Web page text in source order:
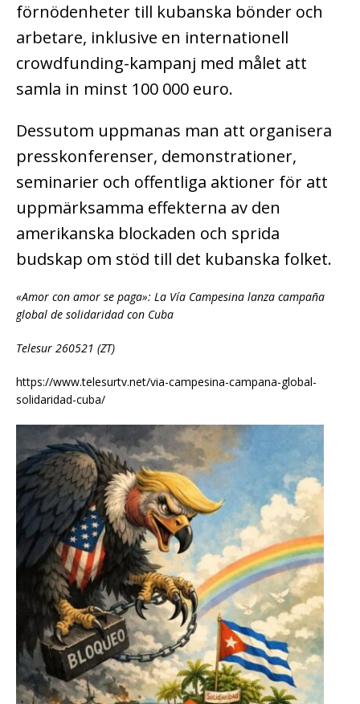
förnödenheter till kubanska bönder och
arbetare, inklusive en internationell
crowdfunding-kampanj med målet att
samla in minst 100 000 euro.
Dessutom uppmanas man att organisera
presskonferenser, demonstrationer,
seminarier och offentliga aktioner för att
uppmärksamma effekterna av den
amerikanska blockaden och sprida
budskap om stöd till det kubanska folket.
«Amor con amor se paga»: La Vía Campesina lanza campaña
global de solidaridad con Cuba
Telesur 260521 (ZT)
https://www.telesurtv.net/via-campesina-campana-global-
solidaridad-cuba/